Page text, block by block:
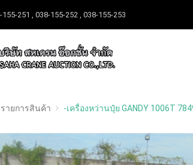
155-251 , 038-155-252 , 038-155-253
รายการสินค้า -เครื่องหว่านปุ๋ย GANDY 1006T